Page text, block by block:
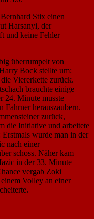
Stix einen
Harsanyi, der
und keine Fehler
überrumpelt von
Bock stellte um:
Viererkette zurück.
brauchte einige
24. Minute musste
Fahrner herauszaubern.
zurück,
die Initiative und arbeitete
wurde man in der
nach einer
schoss. Näher kam
in der 33. Minute
vergab Zoki
Volley an einer